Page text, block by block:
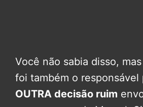
Você não sabia disso,
foi também o responsável
OUTRA decisão ruim